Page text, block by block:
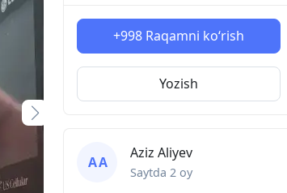
+998 Raqamni ko‘rish
Yozish
A A
Aziz Aliyev
Saytda 2 oy